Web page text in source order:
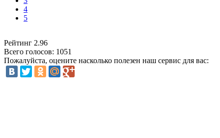
4
5
Рейтинг 2.96
Всего голосов: 1051
Пожалуйста, оцените насколько полезен наш сервис для вас: